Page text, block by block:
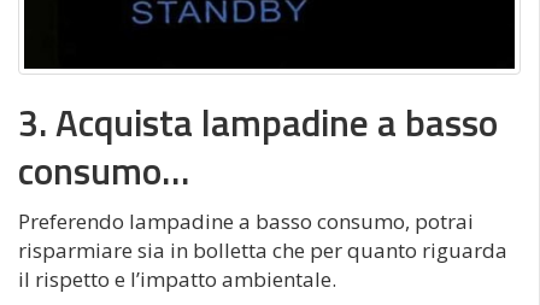
3. Acquista lampadine a basso
consumo…
Preferendo lampadine a basso consumo, potrai
risparmiare sia in bolletta che per quanto riguarda
il rispetto e l’impatto ambientale.